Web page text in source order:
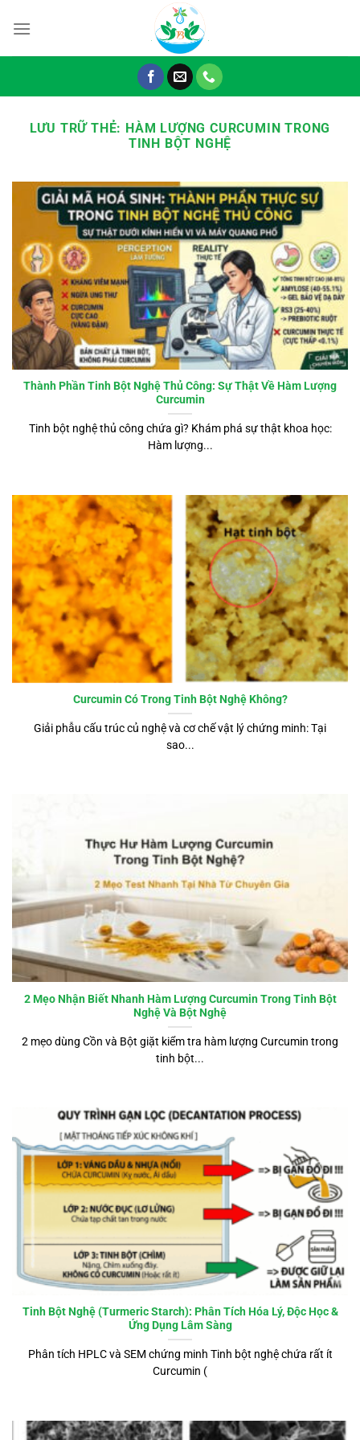
đến
LƯU TRỮ THẺ: HÀM LƯỢNG CURCUMIN TRONG
TINH BỘT NGHỆ
Thành Phần Tinh Bột Nghệ Thủ Công: Sự Thật Về Hàm Lượng
Curcumin
Tinh bột nghệ thủ công chứa gì? Khám phá sự thật khoa học:
Hàm lượng...
Curcumin Có Trong Tinh Bột Nghệ Không?
Giải phẫu cấu trúc củ nghệ và cơ chế vật lý chứng minh: Tại
sao...
2 Mẹo Nhận Biết Nhanh Hàm Lượng Curcumin Trong Tinh Bột
Nghệ Và Bột Nghệ
2 mẹo dùng Cồn và Bột giặt kiểm tra hàm lượng Curcumin trong
tinh bột...
Tinh Bột Nghệ (Turmeric Starch): Phân Tích Hóa Lý, Độc Học &
Ứng Dụng Lâm Sàng
Phân tích HPLC và SEM chứng minh Tinh bột nghệ chứa rất ít
Curcumin (